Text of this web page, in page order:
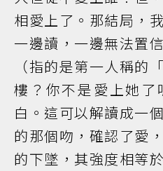
相愛上了。那結局，
一邊讀，一邊無法置
（指的是第一人稱的
樓？你不是愛上她了
白。這可以解讀成一
的那個吻，確認了愛
的下墜，其強度相等